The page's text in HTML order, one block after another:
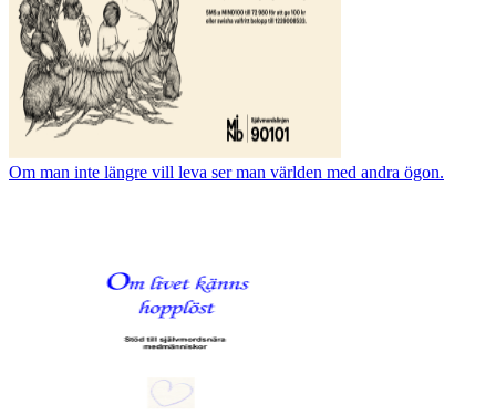
Om man inte längre vill leva ser man världen med andra ögon.